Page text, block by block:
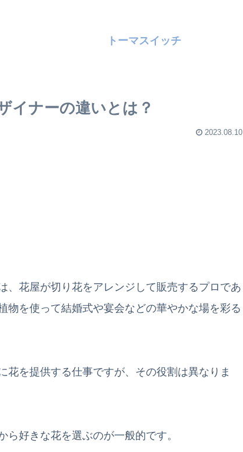
トーマスイッチ
イナーの違いとは？
2023.08.10
、花屋が切り花をアレンジして販売するプロであ
物を使って結婚式や宴会などの華やかな場を彩る
花を提供する仕事ですが、その役割は異なりま
好きな花を選ぶのが一般的です。